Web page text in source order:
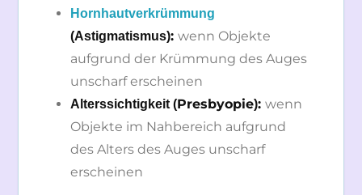
Hornhautverkrümmung
(Astigmatismus):wenn Objekte
aufgrund der Krümmung des Auges
unscharf erscheinen
Alterssichtigkeit (Presbyopie):wenn
Objekte im Nahbereich aufgrund
des Alters des Auges unscharf
erscheinen